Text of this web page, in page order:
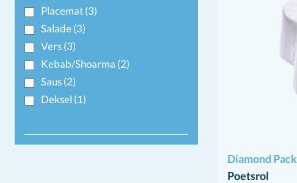
Placemat(3)
Salade(3)
Vers(3)
Kebab/Shoarma (2)
Saus(2)
Deksel (1)
Diamond Pack
Poetsrol